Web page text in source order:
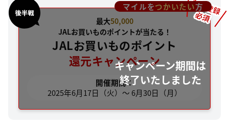
マイルをつかいたい方
最大50,000
JALお買いものポイントが当たる！
JALお買いものポイント
還元キャンペーン
開催期間：
2025年6月17日（火）～ 6月30日（月）